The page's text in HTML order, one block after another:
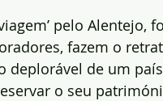
pelo Alentejo,
fazem o
deplorável de um
o seu